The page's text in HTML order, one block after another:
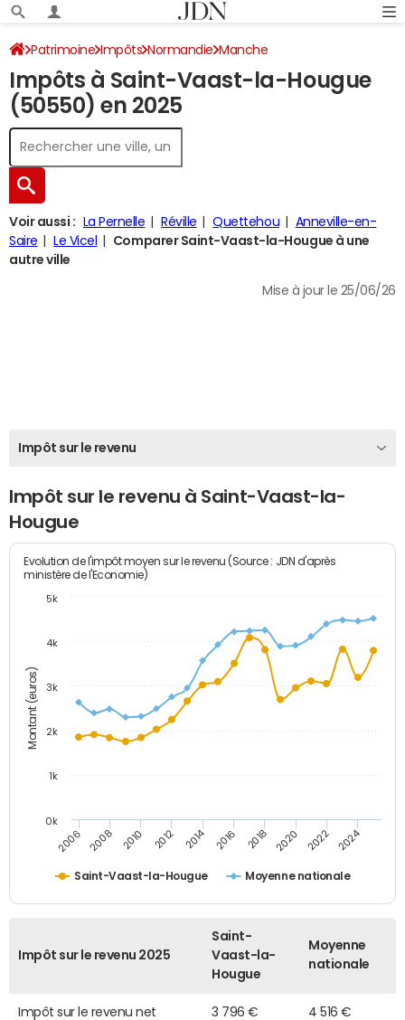
Patrimoine Impôts Normandie Manche
Saint-Vaast-la-Hougue Impôt sur le revenu
Impôts à Saint-Vaast-la-Hougue
(50550) en 2025
Voir aussi : La Pernelle Réville Quettehou
Anneville-en-
Saire
Le Vicel
Comparer Saint-Vaast-la-Hougue à une
autre ville
Mise à jour le 25/06/26
Impôt sur le revenu
Impôt sur le revenu à Saint-Vaast-la-
Hougue
Montant (euros)
Evolution de l'impôt moyen sur le revenu (Source : JDN d'après
ministère de l'Economie)
Saint-Vaast-la-Hougue Moyenne nationale
2006 2008 2010 2012 2014 2016 2018 2020 2022 2024
0k
1k
2k
3k
4k
5k
Impôt sur le revenu 2025
Saint-
Vaast-la-
Hougue
Moyenne
nationale
Impôt sur le revenu net
3 796 € 4 516 €